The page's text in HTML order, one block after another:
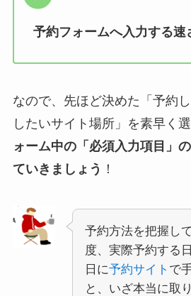
予約フォームへ入力する速
なので、先ほど決めた「予約
したいサイト場所」を素早く選
ォーム中の「必須入力項目」
ていきましょう ！
予約方法を把握し
度、実際予約する
日に予約サイト で
と、いざ本当に取